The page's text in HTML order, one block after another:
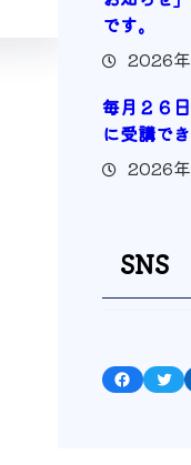
です。
2026
毎月２６
に受講で
2026
SNS
Facebook Twitter